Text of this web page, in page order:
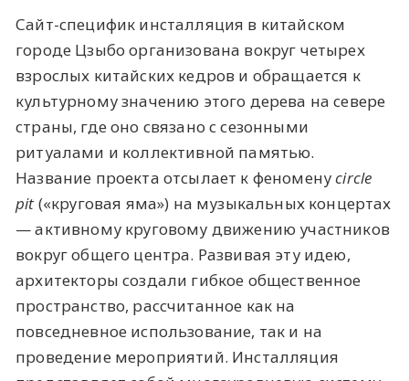
Сайт-специфик инсталляция в китайском
городе Цзыбо организована вокруг четырех
взрослых китайских кедров и обращается к
культурному значению этого дерева на севере
страны, где оно связано с сезонными
ритуалами и коллективной памятью.
Название проекта отсылает к феноменуcircle
pit («круговая яма») на музыкальных концертах
— активному круговому движению участников
вокруг общего центра. Развивая эту идею,
архитекторы создали гибкое общественное
пространство, рассчитанное как на
повседневное использование, так и на
проведение мероприятий. Инсталляция